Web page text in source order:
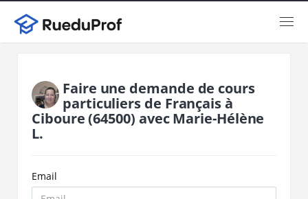
Faire une demande de cours
particuliers de Françaisà
Ciboure(64500) avecMarie-Hélène
L.
Email